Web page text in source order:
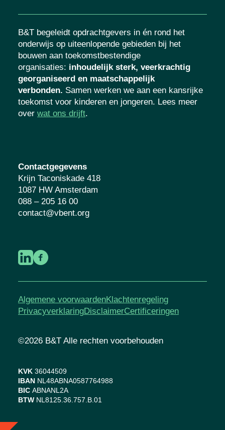
B&T begeleidt opdrachtgevers in én rond het
onderwijs op uiteenlopende gebieden bij het
bouwen aan toekomstbestendige
organisaties: inhoudelijk sterk, veerkrachtig
georganiseerd en maatschappelijk
verbonden. Samen werken we aan een kansrijke
toekomst voor kinderen en jongeren. Lees meer
over wat ons drijft.
Contactgegevens
Krijn Taconiskade 418
1087 HW Amsterdam
088 – 205 16 00
contact@vbent.org
Algemene voorwaardenKlachtenregeling
PrivacyverklaringDisclaimerCertificeringen
©2026 B&T Alle rechten voorbehouden
KVK 36044509
IBAN NL48ABNA0587764988
BIC ABNANL2A
BTW NL8125.36.757.B.01